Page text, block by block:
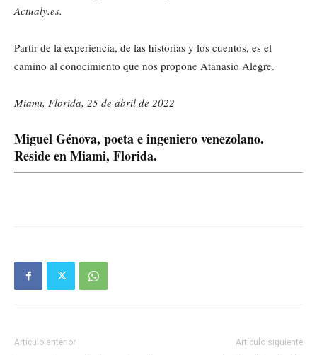
Actualy.es.
Partir de la experiencia, de las historias y los cuentos, es el
camino al conocimiento que nos propone Atanasio Alegre.
Miami, Florida, 25 de abril de 2022
Miguel Génova, poeta e ingeniero venezolano.
Reside en Miami, Florida.
Artículo anterior Artículo siguiente